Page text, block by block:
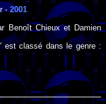
-2001
Benoît Chieuxet Damien
est classé dans le genre :